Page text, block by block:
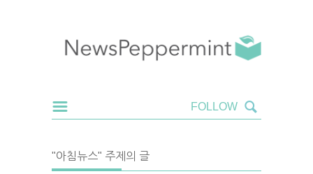
"아침뉴스" 주제의 글